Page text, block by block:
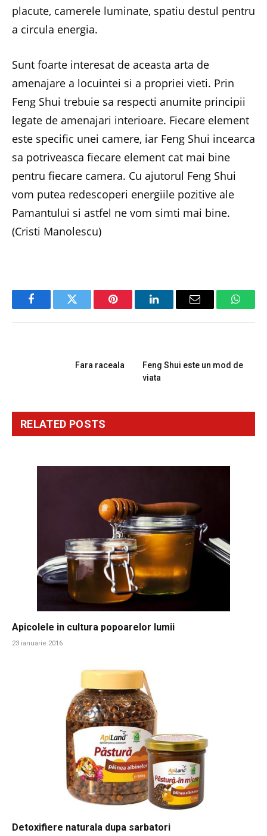
placute, camerele luminate, spatiu destul pentru
a circula energia.
Sunt foarte interesat de aceasta arta de
amenajare a locuintei si a propriei vieti. Prin
Feng Shui trebuie sa respecti anumite principii
legate de amenajari interioare. Fiecare element
este specific unei camere, iar Feng Shui incearca
sa potriveasca fiecare element cat mai bine
pentru fiecare camera. Cu ajutorul Feng Shui
vom putea redescoperi energiile pozitive ale
Pamantului si astfel ne vom simti mai bine.
(Cristi Manolescu)
FacebookTwitter Pinterest LinkedInEmail
Fara raceala
Feng Shui este un mod de
viata
RELATED POSTS
Apicolele in cultura popoarelor lumii
23 ianuarie 2016
Detoxifiere naturala dupa sarbatori